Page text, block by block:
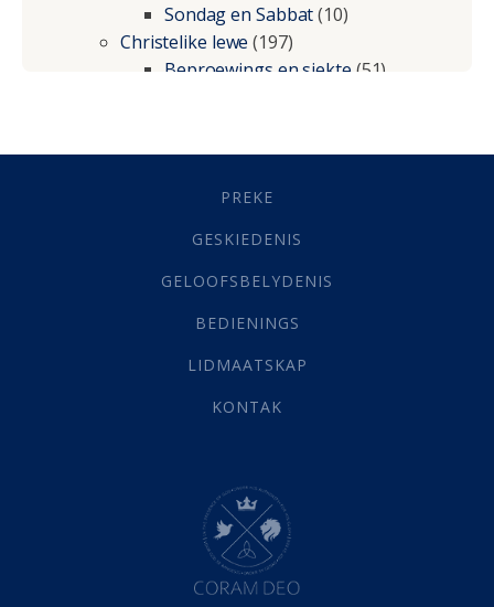
Sondag en Sabbat(10)
Christelike lewe (197)
Beproewings en siekte(51)
Geestelike Groei(10)
(21)
Grys Areas(4)
Lewensdoel(3)
Selfondersoek(1)
Werk(22)
(142)
Hemel (31)
Israel (14)
Millennium(1)
Oordeelsdag(19)
PREKE
GESKIEDENIS
GELOOFSBELYDENIS
BEDIENINGS
LIDMAATSKAP
KONTAK